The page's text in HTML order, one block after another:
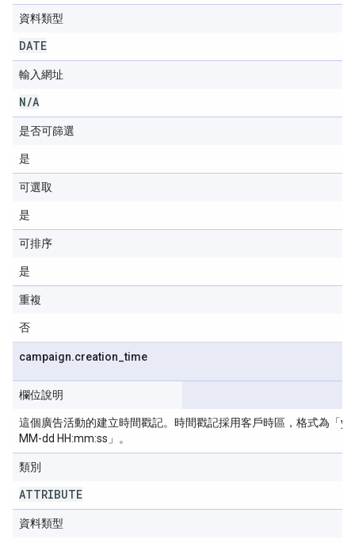
資料類型
DATE
輸入網址
N/A
是否可篩選
是
可選取
是
可排序
是
重複
否
campaign.creation _time
欄位說明
這個廣告活動的建立時間戳記。時間戳記採用客戶時區，格式為「
MM-dd HH:mm:ss」。
類別
ATTRIBUTE
資料類型